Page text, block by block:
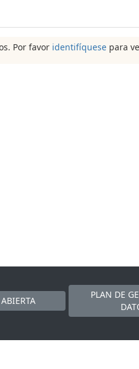
Por favor identifíquese para
PLAN DE